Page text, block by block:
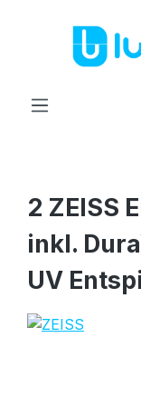
Zum Hauptinhalt
2 ZEISS
inkl.
UV